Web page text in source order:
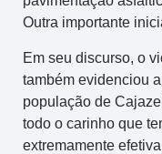
Outra importante
Em seu discurso, o
também evidenciou
população de
todo o carinho que
extremamente